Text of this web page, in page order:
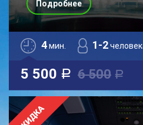
4мин. 1-2
5 500 a 6 500 a
Подробнее